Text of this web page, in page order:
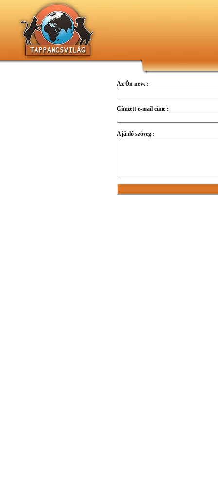
Az Ön neve :
Címzett e-mail címe :
Ajánló szöveg :